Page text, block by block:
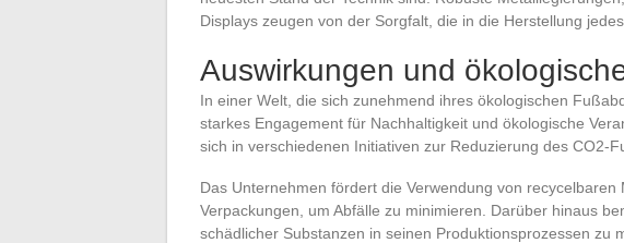
Displays zeugen von der Sorgfalt, die in die Herstellung
Auswirkungen und
In einer Welt, die sich zunehmend ihres ökologischen
starkes Engagement für Nachhaltigkeit und ökologische
sich in verschiedenen Initiativen zur Reduzierung des CO2-
Das Unternehmen fördert die Verwendung von
Verpackungen, um Abfälle zu minimieren. Darüber hinaus
schädlicher Substanzen in seinen Produktionsprozessen zu